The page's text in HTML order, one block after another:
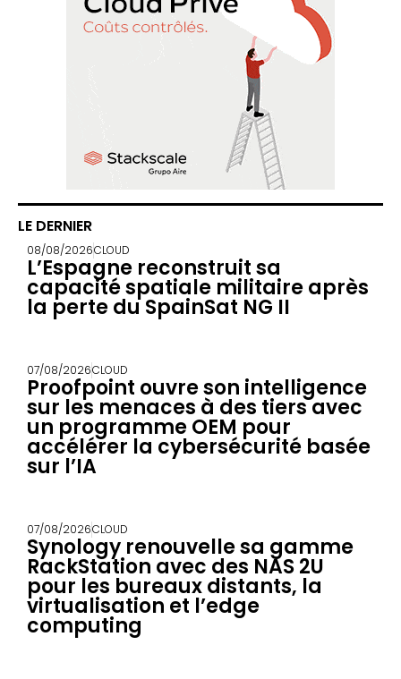
LE DERNIER
08/08/2026CLOUD
L’Espagne reconstruit sa
capacité spatiale militaire après
la perte du SpainSat NG II
07/08/2026CLOUD
Proofpoint ouvre son intelligence
sur les menaces à des tiers avec
un programme OEM pour
accélérer la cybersécurité basée
sur l’IA
07/08/2026CLOUD
Synology renouvelle sa gamme
RackStation avec des NAS 2U
pour les bureaux distants, la
virtualisation et l’edge
computing